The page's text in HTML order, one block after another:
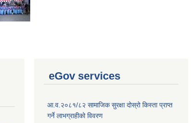
eGov services
आ.व.२०८१/८२ सामाजिक सुरक्षा दोस्रो किस्ता प्राप्त
गर्ने लाभग्राहीको विवरण